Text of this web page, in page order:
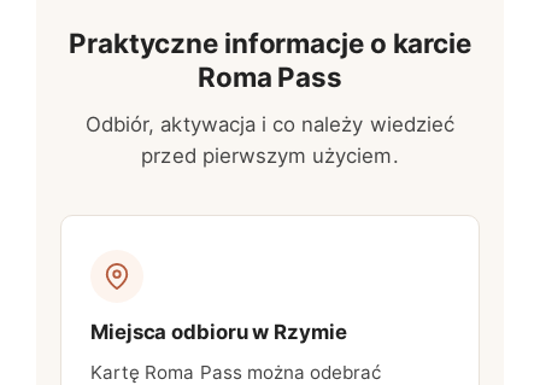
Praktyczne informacje o karcie
Roma Pass
Odbiór, aktywacja i co należy wiedzieć
przed pierwszym użyciem.
Miejsca odbioru w Rzymie
Kartę Roma Pass można odebrać